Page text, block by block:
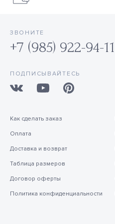
ЗВОНИТЕ
+7 (985) 922-94-11
ПОДПИСЫВАЙТЕСЬ
Как сделать заказ
Оплата
Доставка и возврат
Таблица размеров
Договор оферты
Политика конфиденциальности